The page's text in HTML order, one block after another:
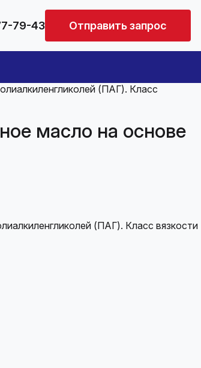
79-43 Отправить запрос
(ПАГ). Класс
масло на основе
(ПАГ). Класс вязкости